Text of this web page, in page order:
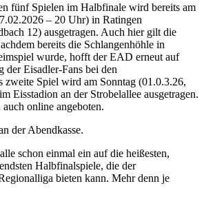
fünf Spielen im Halbfinale wird bereits am
– 20 Uhr) in Ratingen
12) ausgetragen. Auch hier gilt die
bereits die Schlangenhöhle in
wurde, hofft der EAD erneut auf
der Eisadler-Fans bei den
zweite Spiel wird am Sonntag (01.0.3.26,
Eisstadion an der Strobelallee ausgetragen.
online angeboten.
der Abendkasse.
schon einmal ein auf die heißesten,
Halbfinalspiele, die der
bieten kann. Mehr denn je